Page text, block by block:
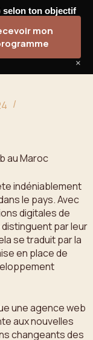
au Maroc
indéniablement
le pays. Avec
digitales de
par leur
se traduit par la
en place de
une agence web
aux nouvelles
changeants des
selon ton objectif
mon
×